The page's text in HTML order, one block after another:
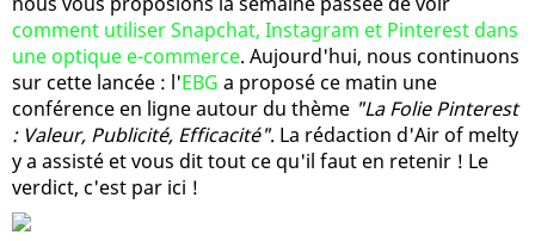
comment utiliser Snapchat, Instagram et Pinterest dans
une optique e-commerce. Aujourd'hui, nous continuons
sur cette lancée : l'EBG a proposé ce matin une
conférence en ligne autour du thème "La Folie Pinterest
: Valeur, Publicité, Efficacité". La rédaction d'Air of melty
y a assisté et vous dit tout ce qu'il faut en retenir ! Le
verdict, c'est par ici !